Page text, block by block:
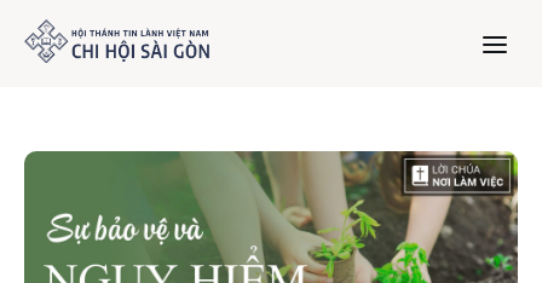
Trang chủ
Giới thiệu